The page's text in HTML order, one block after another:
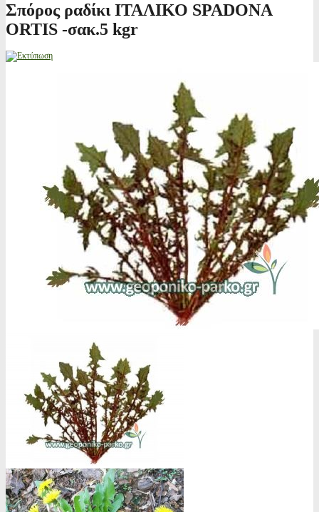
Σπόρος ραδίκι ΙΤΑΛΙΚΟ SPADONA
ORTIS -σακ.5 kgr